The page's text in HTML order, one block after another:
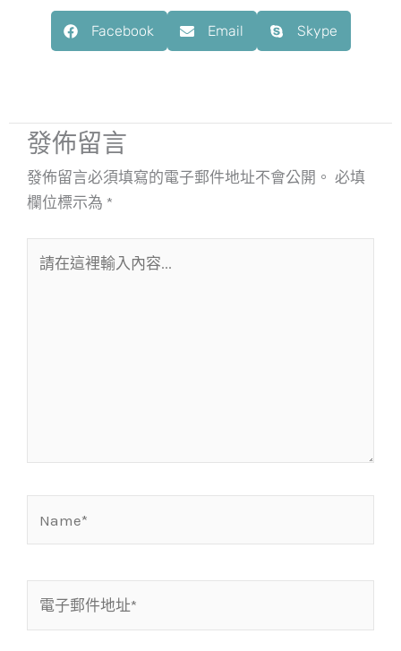
Facebook Email Skype
發佈留言
發佈留言必須填寫的電子郵件地址不會公開。 必填
欄位標示為 *
在